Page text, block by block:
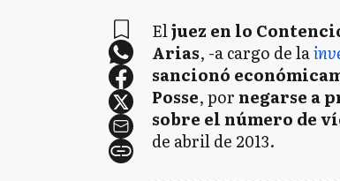
Eljuez en lo
Arias, -a cargo de la
sancionó
Posse, por negarse a
sobre el número de
de abril de 2013.